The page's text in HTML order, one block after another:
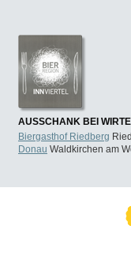
AUSSCHANK BEI
Biergasthof Riedberg
Donau Waldkirchen am